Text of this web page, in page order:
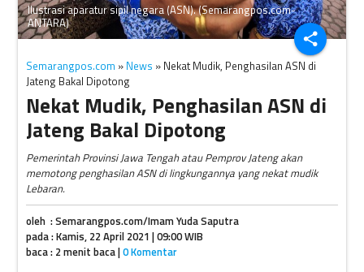
share
Ilustrasi aparatur sipil negara (ASN). (Semarangpos.com-
ANTARA)
Semarangpos.com » News » Nekat Mudik, Penghasilan ASN di
Jateng Bakal Dipotong
Nekat Mudik, Penghasilan ASN di
Jateng Bakal Dipotong
Pemerintah Provinsi Jawa Tengah atau Pemprov Jateng akan
memotong penghasilan ASN di lingkungannya yang nekat mudik
Lebaran.
oleh : Semarangpos.com/Imam Yuda Saputra
pada : Kamis, 22 April 2021 | 09:00 WIB
baca : 2 menit baca |0 Komentar